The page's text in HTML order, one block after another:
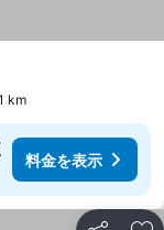
km
料金を表示